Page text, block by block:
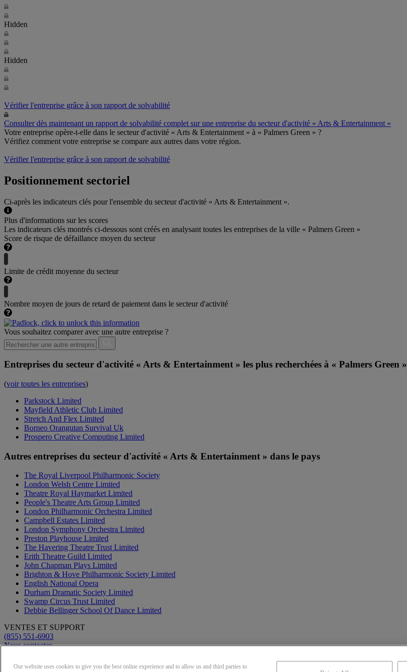
Hidden
Hidden
Vérifier l'entreprise grâce à son rapport de solvabilité
Consulter dès maintenant un rapport de solvabilité complet sur une entreprise du secteur d'activité « Arts & Entertainment »
Votre entreprise opère-t-elle dans le secteur d'activité « Arts & Entertainment » à « Palmers Green » ?
Vérifiez comment votre entreprise se compare aux autres dans votre région.
Vérifier l'entreprise grâce à son rapport de solvabilité
Positionnement sectoriel
Ci-après les indicateurs clés pour l'ensemble du secteur d'activité « Arts & Entertainment ».
Plus d'informations sur les scores
Les indicateurs clés montrés ci-dessous sont créés en analysant toutes les entreprises de la ville « Palmers Green »
Score de risque de défaillance moyen du secteur
Limite de crédit moyenne du secteur
Nombre moyen de jours de retard de paiement dans le secteur d'activité
Vous souhaitez comparer avec une autre entreprise ?
Entreprises du secteur d'activité « Arts & Entertainment » les plus recherchées à « Palmers Green »
(voir toutes les entreprises)
Parkstock Limited
Mayfield Athletic Club Limited
Stretch And Flex Limited
Borneo Orangutan Survival Uk
Prospero Creative Computing Limited
Autres entreprises du secteur d'activité « Arts & Entertainment » dans le pays
The Royal Liverpool Philharmonic Society
London Welsh Centre Limited
Theatre Royal Haymarket Limited
People's Theatre Arts Group Limited
London Philharmonic Orchestra Limited
Campbell Estates Limited
London Symphony Orchestra Limited
Preston Playhouse Limited
The Havering Theatre Trust Limited
Erith Theatre Guild Limited
John Chapman Plays Limited
Brighton & Hove Philharmonic Society Limited
English National Opera
Durham Dramatic Society Limited
Swamp Circus Trust Limited
Debbie Bellinger School Of Dance Limited
VENTES ET SUPPORT
(855) 551-6903
Nous contacter
Politique de confidentialité
Our website uses cookies to give you the best online experience and to allow us and third parties to